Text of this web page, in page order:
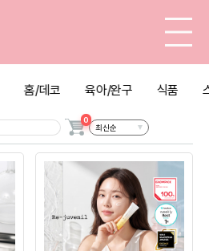
홈/데코 육아/완구 식품
0